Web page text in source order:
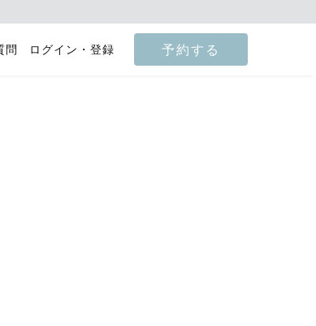
問 ログイン・登録 予約する